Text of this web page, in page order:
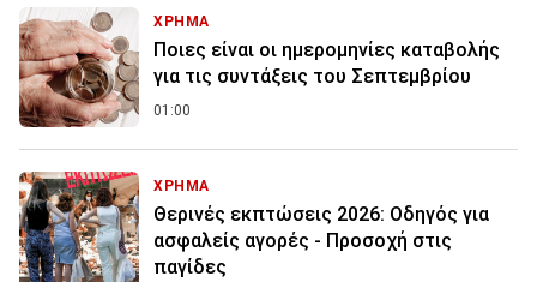
ΧΡΗΜΑ
Ποιες είναι οι ημερομηνίες καταβολής
για τις συντάξεις του Σεπτεμβρίου
01:00
ΧΡΗΜΑ
Θερινές εκπτώσεις 2026: Οδηγός για
ασφαλείς αγορές - Προσοχή στις
παγίδες